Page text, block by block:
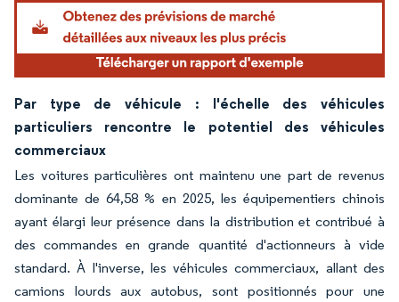
Par type de véhicule : l'échelle des véhicules
particuliers rencontre le potentiel des véhicules
commerciaux
Les voitures particulières ont maintenu une part de revenus
dominante de 64,58 % en 2025, les équipementiers chinois
ayant élargi leur présence dans la distribution et contribué à
des commandes en grande quantité d'actionneurs à vide
standard. À l'inverse, les véhicules commerciaux, allant des
camions lourds aux autobus, sont positionnés pour une